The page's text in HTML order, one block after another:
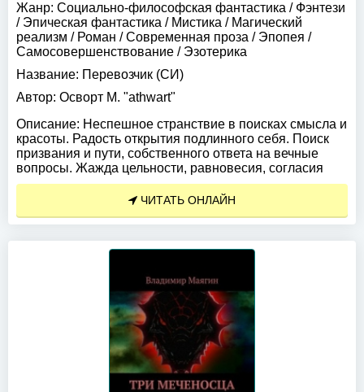
Жанр: Социально-философская фантастика / Фэнтези
/ Эпическая фантастика / Мистика / Магический
реализм / Роман /Современная проза / Эпопея /
Самосовершенствование / Эзотерика
Название: Перевозчик (СИ)
Автор: Осворт М. "athwart"
Описание: Неспешное странствие в поисках смысла и
красоты. Радость открытия подлинного себя. Поиск
призвания и пути, собственного ответа на вечные
вопросы. Жажда цельности, равновесия, согласия
ЧИТАТЬ ОНЛАЙН